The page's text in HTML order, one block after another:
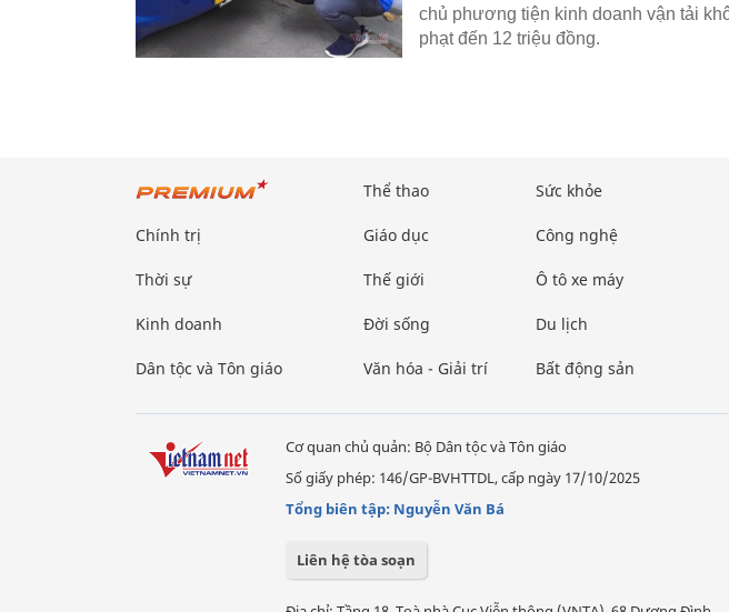
chủ phương tiện kinh doanh vận tải
phạt đến 12 triệu đồng.
Chính trị
Thời sự
Kinh doanh
Dân tộc và Tôn giáo
Thể thao
Giáo dục
Thế giới
Đời sống
Văn hóa - Giải trí
Sức khỏe
Công nghệ
Ô tô xe máy
Du lịch
Bất động sản
Cơ quan chủ quản: Bộ Dân tộc và Tôn giáo
Số giấy phép: 146/GP-BVHTTDL, cấp ngày 17/10/2025
Tổng biên tập: Nguyễn Văn Bá
Liên hệ tòa soạn